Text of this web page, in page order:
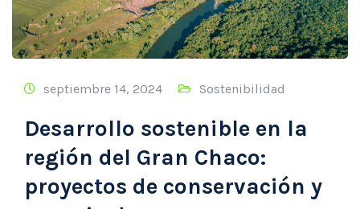
septiembre 14, 2024 Sostenibilidad
Desarrollo sostenible en la
región del Gran Chaco:
proyectos de conservación y